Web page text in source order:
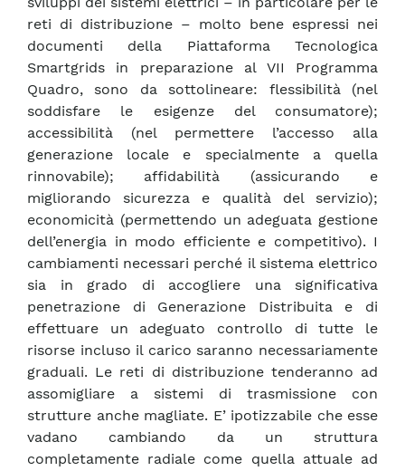
reti di distribuzione – molto bene espressi nei
documenti della Piattaforma Tecnologica
Smartgrids in preparazione al VII Programma
Quadro, sono da sottolineare: flessibilità (nel
soddisfare le esigenze del consumatore);
accessibilità (nel permettere l’accesso alla
generazione locale e specialmente a quella
rinnovabile); affidabilità (assicurando e
migliorando sicurezza e qualità del servizio);
economicità (permettendo un adeguata gestione
dell’energia in modo efficiente e competitivo). I
cambiamenti necessari perché il sistema elettrico
sia in grado di accogliere una significativa
penetrazione di Generazione Distribuita e di
effettuare un adeguato controllo di tutte le
risorse incluso il carico saranno necessariamente
graduali. Le reti di distribuzione tenderanno ad
assomigliare a sistemi di trasmissione con
strutture anche magliate. E’ ipotizzabile che esse
vadano cambiando da un struttura
completamente radiale come quella attuale ad